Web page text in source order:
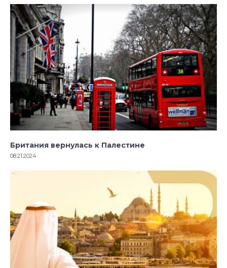
Британия вернулась к Палестине
08.21.2024